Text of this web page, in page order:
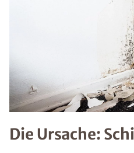
Die Ursache: